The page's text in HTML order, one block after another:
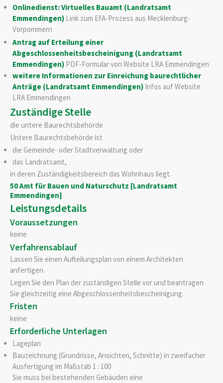
Onlinedienst: Virtuelles Bauamt (Landratsamt
Emmendingen) Link zum EfA-Prozess aus Mecklenburg-
Vorpommern
Antrag auf Erteilung einer
Abgeschlossenheitsbescheinigung (Landratsamt
Emmendingen) PDF-Formular von Website LRA Emmendingen
weitere Informationen zur Einreichung baurechtlicher
Anträge (Landratsamt Emmendingen) Infos auf Website
LRA Emmendingen
Zuständige Stelle
die untere Baurechtsbehörde
Untere Baurechtsbehörde ist
die Gemeinde- oder Stadtverwaltung oder
das Landratsamt,
in deren Zuständigkeitsbereich das Wohnhaus liegt.
50 Amt für Bauen und Naturschutz [Landratsamt
Emmendingen]
Leistungsdetails
Voraussetzungen
keine
Verfahrensablauf
Lassen Sie einen Aufteilungsplan von einem Architekten
anfertigen.
Legen Sie den Plan der zuständigen Stelle vor und beantragen
Sie gleichzeitig eine Abgeschlossenheitsbescheinigung.
Fristen
keine
Erforderliche Unterlagen
Lageplan
Bauzeichnung (Grundrisse, Ansichten, Schnitte) in zweifacher
Ausfertigung im Maßstab 1 : 100
Sie muss bei bestehenden Gebäuden eine